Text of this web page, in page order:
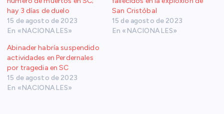
hay 3 días de duelo
15 de agosto de 2023
En «NACIONALES»
San Cristóbal
15 de agosto de 2023
En «NACIONALES»
Abinader habría suspendido
actividades en Perdernales
por tragedia en SC
15 de agosto de 2023
En «NACIONALES»